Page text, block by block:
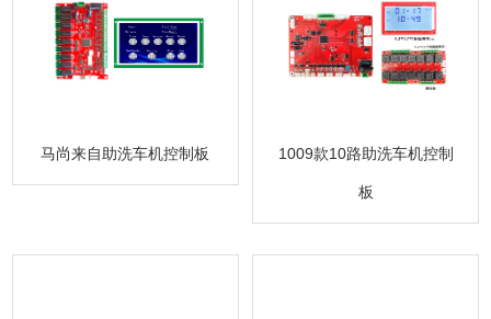
马尚来自助洗车机控制板 1009款10路助洗车机控制
板